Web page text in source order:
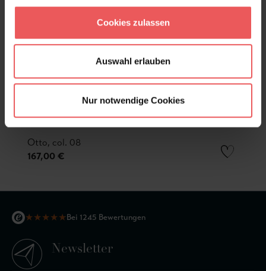
Cookies zulassen
Auswahl erlauben
Nur notwendige Cookies
Otto, col. 08
167,00 €
★★★★★Bei 1245 Bewertungen
Newsletter